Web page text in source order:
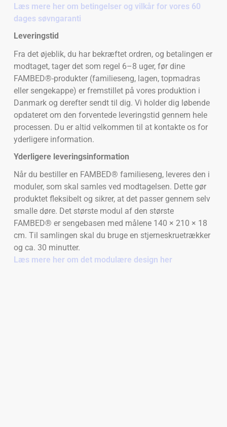
Læs mere her om betingelser og vilkår for vores 60
dages søvngaranti
Leveringstid
Fra det øjeblik, du har bekræftet ordren, og betalingen er
modtaget, tager det som regel 6–8 uger, før dine
FAMBED®-produkter (familieseng, lagen, topmadras
eller sengekappe) er fremstillet på vores produktion i
Danmark og derefter sendt til dig. Vi holder dig løbende
opdateret om den forventede leveringstid gennem hele
processen. Du er altid velkommen til at kontakte os for
yderligere information.
Yderligere leveringsinformation
Når du bestiller en FAMBED® familieseng, leveres den i
moduler, som skal samles ved modtagelsen. Dette gør
produktet fleksibelt og sikrer, at det passer gennem selv
smalle døre. Det største modul af den største
FAMBED® er sengebasen med målene 140 × 210 × 18
cm. Til samlingen skal du bruge en stjerneskruetrækker
og ca. 30 minutter.
Læs mere her om det modulære design her